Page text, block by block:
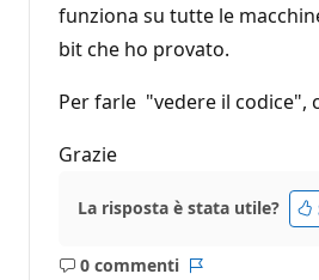
funziona su tutte le
bit che ho provato.
Per farle "vedere il codice",
Grazie
La risposta è stata utile?
0 commenti